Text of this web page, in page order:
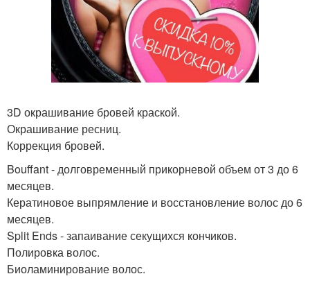
3D окрашивание бровей краской.
Окрашивание ресниц.
Коррекция бровей.
Bouffant - долговременный прикорневой объем от 3 до 6
месяцев.
Кератиновое выпрямление и восстановление волос до 6
месяцев.
Split Ends - запаивание секущихся кончиков.
Полировка волос.
Биоламинирование волос.